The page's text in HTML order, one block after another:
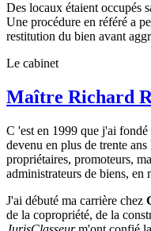
Des locaux étaient occupés
Une procédure en référé a
restitution du bien avant
Le cabinet
Maître Richard
C 'est en 1999 que j'ai
devenu en plus de trente
propriétaires, promoteurs,
administrateurs de biens, en
J'ai débuté ma carrière chez
de la copropriété, de la